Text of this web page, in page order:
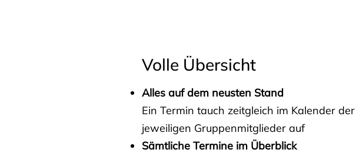
Volle Übersicht
Alles auf dem neusten Stand
Ein Termin tauch zeitgleich im Kalender der
jeweiligen Gruppenmitglieder auf
Sämtliche Termine im Überblick